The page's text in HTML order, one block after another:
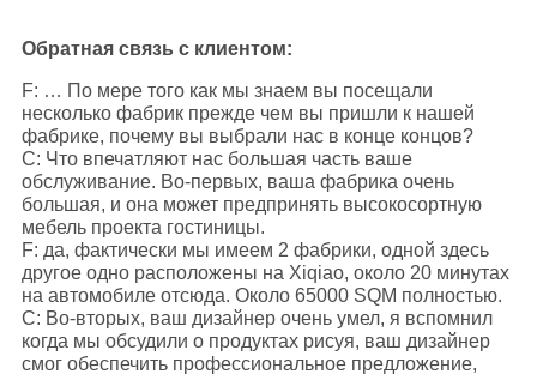
Обратная связь с клиентом:
F: … По мере того как мы знаем вы посещали
несколько фабрик прежде чем вы пришли к нашей
фабрике, почему вы выбрали нас в конце концов?
C: Что впечатляют нас большая часть ваше
обслуживание. Во-первых, ваша фабрика очень
большая, и она может предпринять высокосортную
мебель проекта гостиницы.
F: да, фактически мы имеем 2 фабрики, одной здесь
другое одно расположены на Xiqiao, около 20 минутах
на автомобиле отсюда. Около 65000 SQM полностью.
C: Во-вторых, ваш дизайнер очень умел, я вспомнил
когда мы обсудили о продуктах рисуя, ваш дизайнер
смог обеспечить профессиональное предложение,